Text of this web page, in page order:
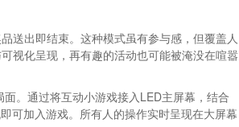
送出即结束。这种模式虽有参与感，但覆盖人
视化呈现，再有趣的活动也可能被淹没在喧嚣
。通过将互动小游戏接入LED主屏幕，结合
可加入游戏。所有人的操作实时呈现在大屏幕